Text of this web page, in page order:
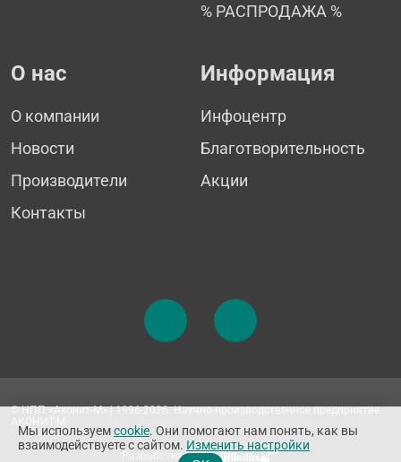
% РАСПРОДАЖА %
О нас
О компании
Новости
Производители
Контакты
Информация
Инфоцентр
Благотворительность
Акции
© НПП «Аконит-М» | 1996-2026. Научно-производственное предприятие
Разработка сайта
Мы используемcookie. Они помогают нам понять, как вы
взаимодействуете с сайтом. Изменить настройки